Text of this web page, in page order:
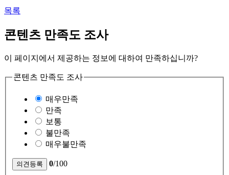
목록
콘텐츠 만족도 조사
이 페이지에서 제공하는 정보에 대하여 만족하십니까?
콘텐츠 만족도 조사
매우만족
만족
보통
불만족
매우불만족
0/100